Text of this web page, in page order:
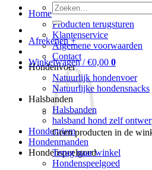
Home
Producten terugsturen
Klantenservice
Algemene voorwaarden
Contact
Hondenvoer
Natuurlijk hondenvoer
Natuurlijke hondensnacks
Halsbanden
Halsbanden
halsband hond zelf
Hondenriem
Hondenmanden
Hondenspeelgoed
Hondenspeelgoed
Zoeken
naar:
Afrekenen +
Winkelwagen /€0,00 0
Geen producten in de
Terug naar winkel